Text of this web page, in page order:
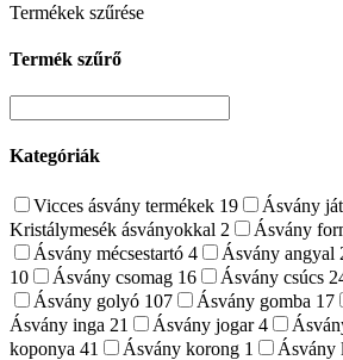
Termékek szűrése
Termék szűrő
Kategóriák
Vicces ásvány termékek 19 Ásvány
Kristálymesék ásványokkal 2 Ásvány
Ásvány mécsestartó 4 Ásvány angyal
10
Ásvány csomag 16 Ásvány csúcs
Ásvány golyó 107 Ásvány gomba 17
Ásvány inga 21 Ásvány jogar4
koponya 41 Ásvány korong 1 Ásvány